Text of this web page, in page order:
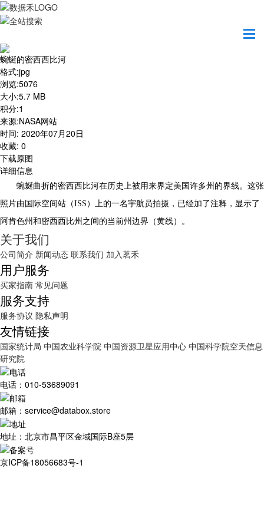
蜿蜒的密西西比河
格式:jpg
浏览:5076
大小:5.7 MB
积分:1
来源:NASA网站
时间: 2020年07月20日
收藏: 0
下载原图
详细信息
蜿蜒曲折的密西西比河在历史上被用来界定美国许多州的界线。这张
照片由国际空间站（ISS）上的一名宇航员拍摄，已经加了注释，显示了
阿肯色州和密西西比州之间的当前州边界（黄线）。
关于我们
公司简介 新闻动态 联系我们 加入茗禾
用户服务
买家指南 常见问题
服务支持
服务协议 隐私声明
友情链接
国家统计局 中国农业科学院 中国资源卫星应用中心 中国科学院空天信息
研究院
电话：010-53689091
邮箱：service@databox.store
地址：北京市昌平区金域国际B座5层
京ICP备18056683号-1